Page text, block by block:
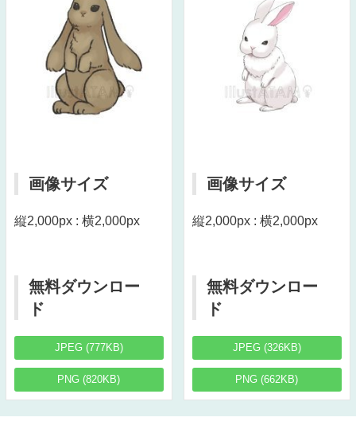
画像サイズ
縦2,000px : 横2,000px
無料ダウンロー
ド
JPEG (777KB)
PNG (820KB)
画像サイズ
縦2,000px : 横2,000px
無料ダウンロー
ド
JPEG (326KB)
PNG (662KB)